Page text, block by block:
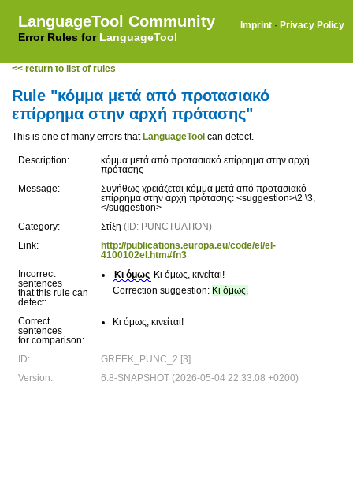
LanguageTool Community
Error Rules for LanguageTool
Imprint · Privacy Policy
<< return to list of rules
Rule "κόμμα μετά από προτασιακό
επίρρημα στην αρχή πρότασης"
This is one of many errors that LanguageTool can detect.
Description:
κόμμα μετά από προτασιακό επίρρημα στην αρχή
πρότασης
Message:
Συνήθως χρειάζεται κόμμα μετά από προτασιακό
επίρρημα στην αρχή πρότασης: <suggestion>\2 \3,
</suggestion>
Category:
Στίξη (ID: PUNCTUATION)
Link:
http://publications.europa.eu/code/el/el-
4100102el.htm#fn3
Incorrect
sentences
that this rule can
detect:
Κι όμως Κι όμως, κινείται!
Correction suggestion: Κι όμως,
Correct
sentences
for comparison:
Κι όμως, κινείται!
ID:
GREEK_PUNC_2 [3]
Version:
6.8-SNAPSHOT (2026-05-04 22:33:08 +0200)